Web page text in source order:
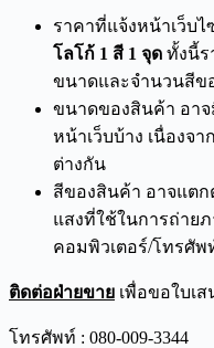
ราคาที่แจ้งหน้าเว็บไ
โลโก้ 1 สี 1 จุด ทั้งนี้ร
ขนาดและจำนวนสีข
ขนาดของสินค้า อา
หน้าเว็บบ้าง เนื่องจ
ต่างกัน
สีของสินค้า อาจแตก
แสงที่ใช้ในการถ่าย
คอมพิวเตอร์/โทรศัพ
ติดต่อฝ่ายขาย เพื่อขอใบเ
โทรศัพท์ : 080-009-3344